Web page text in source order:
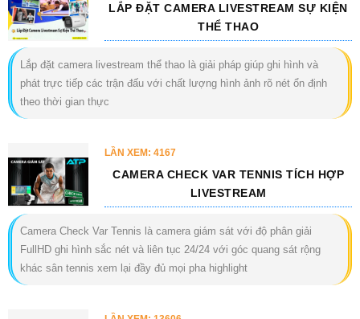
LẮP ĐẶT CAMERA LIVESTREAM SỰ KIỆN
THỂ THAO
Lắp đặt camera livestream thể thao là giải pháp giúp ghi hình và
phát trực tiếp các trận đấu với chất lượng hình ảnh rõ nét ổn định
theo thời gian thực
LẦN XEM: 4167
CAMERA CHECK VAR TENNIS TÍCH HỢP
LIVESTREAM
Camera Check Var Tennis là camera giám sát với độ phân giải
FullHD ghi hình sắc nét và liên tục 24/24 với góc quang sát rộng
khác sân tennis xem lại đầy đủ mọi pha highlight